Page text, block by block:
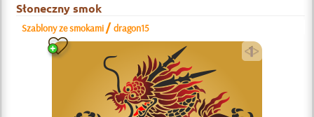
Słoneczny smok
Szablony ze smokami /dragon15
a